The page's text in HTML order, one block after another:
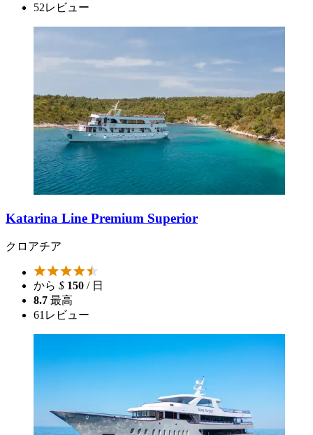
52レビュー
Katarina Line Premium Superior
クロアチア
から $ 150 / 日
8.7 最高
61 レビュー